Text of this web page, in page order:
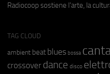
Radiocoop sostiene l'arte, la
TAG CLOUD
ambient beat blues bossa
crossover dance disco